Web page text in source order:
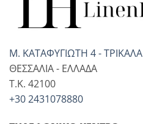
Μ. ΚΑΤΑΦΥΓΙΩΤΗ 4 - ΤΡΙΚΑΛΑ
ΘΕΣΣΑΛΙΑ - ΕΛΛΑΔΑ
T.K. 42100
+30 2431078880